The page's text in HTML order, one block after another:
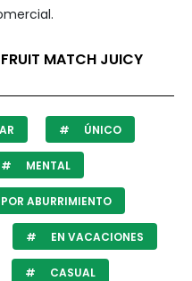
MATCH JUICY
ÚNICO
MENTAL
POR ABURRIMIENTO
EN VACACIONES
CASUAL